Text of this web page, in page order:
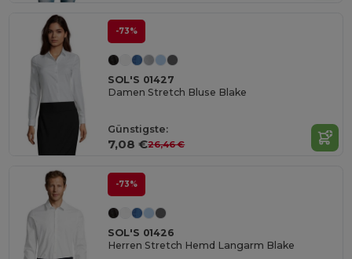
-73%
SOL'S 01427
Damen Stretch Bluse Blake
Günstigste:
7,08 €26,46 €
-73%
SOL'S 01426
Herren Stretch Hemd Langarm Blake